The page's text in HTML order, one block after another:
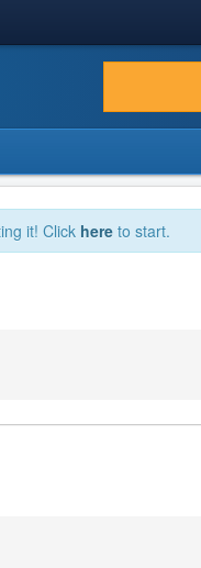
it! Click here to start.